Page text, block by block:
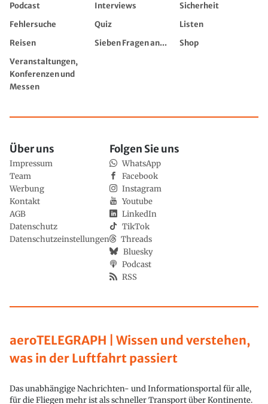
Podcast
Interviews
Sicherheit
Fehlersuche
Quiz
Listen
Reisen
Sieben Fragen an...
Shop
Veranstaltungen,
Konferenzen und
Messen
aeroTELEGRAPH | Wissen und verstehen,
was in der Luftfahrt passiert
Das unabhängige Nachrichten- und Informationsportal für alle,
für die Fliegen mehr ist als schneller Transport über Kontinente.
Über uns
Impressum
Team
Werbung
Kontakt
AGB
Datenschutz
Datenschutzeinstellungen
Folgen Sie uns
WhatsApp
Facebook
Instagram
Youtube
LinkedIn
TikTok
Threads
Bluesky
Podcast
RSS